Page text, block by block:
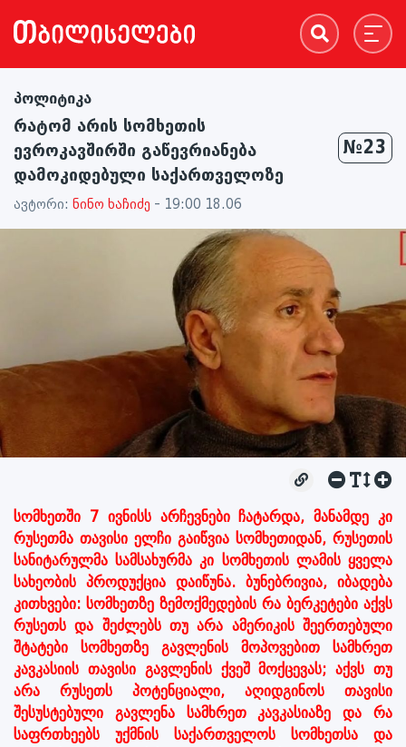
პოლიტიკა
რატომ არის სომხეთის
ევროკავშირში გაწევრიანება
დამოკიდებული საქართველოზე
№23
ავტორი: ნინო ხაჩიძე - 19:00 18.06
სომხეთში 7 ივნისს არჩევნები ჩატარდა, მანამდე კი
რუსეთმა თავისი ელჩი გაიწვია სომხეთიდან, რუსეთის
სანიტარულმა სამსახურმა კი სომხეთის ლამის ყველა
სახეობის პროდუქცია დაიწუნა. ბუნებრივია, იბადება
კითხვები: სომხეთზე ზემოქმედების რა ბერკეტები აქვს
რუსეთს და შეძლებს თუ არა ამერიკის შეერთებული
შტატები სომხეთზე გავლენის მოპოვებით სამხრეთ
კავკასიის თავისი გავლენის ქვეშ მოქცევას; აქვს თუ
არა რუსეთს პოტენციალი, აღიდგინოს თავისი
შესუსტებული გავლენა სამხრეთ კავკასიაზე და რა
საფრთხეებს უქმნის საქართველოს სომხეთსა და